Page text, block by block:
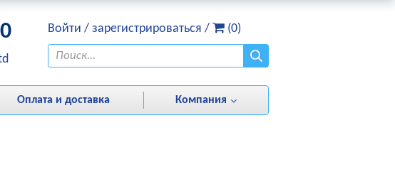
Войти / зарегистрироваться / (0)
Оплата и доставка Компания